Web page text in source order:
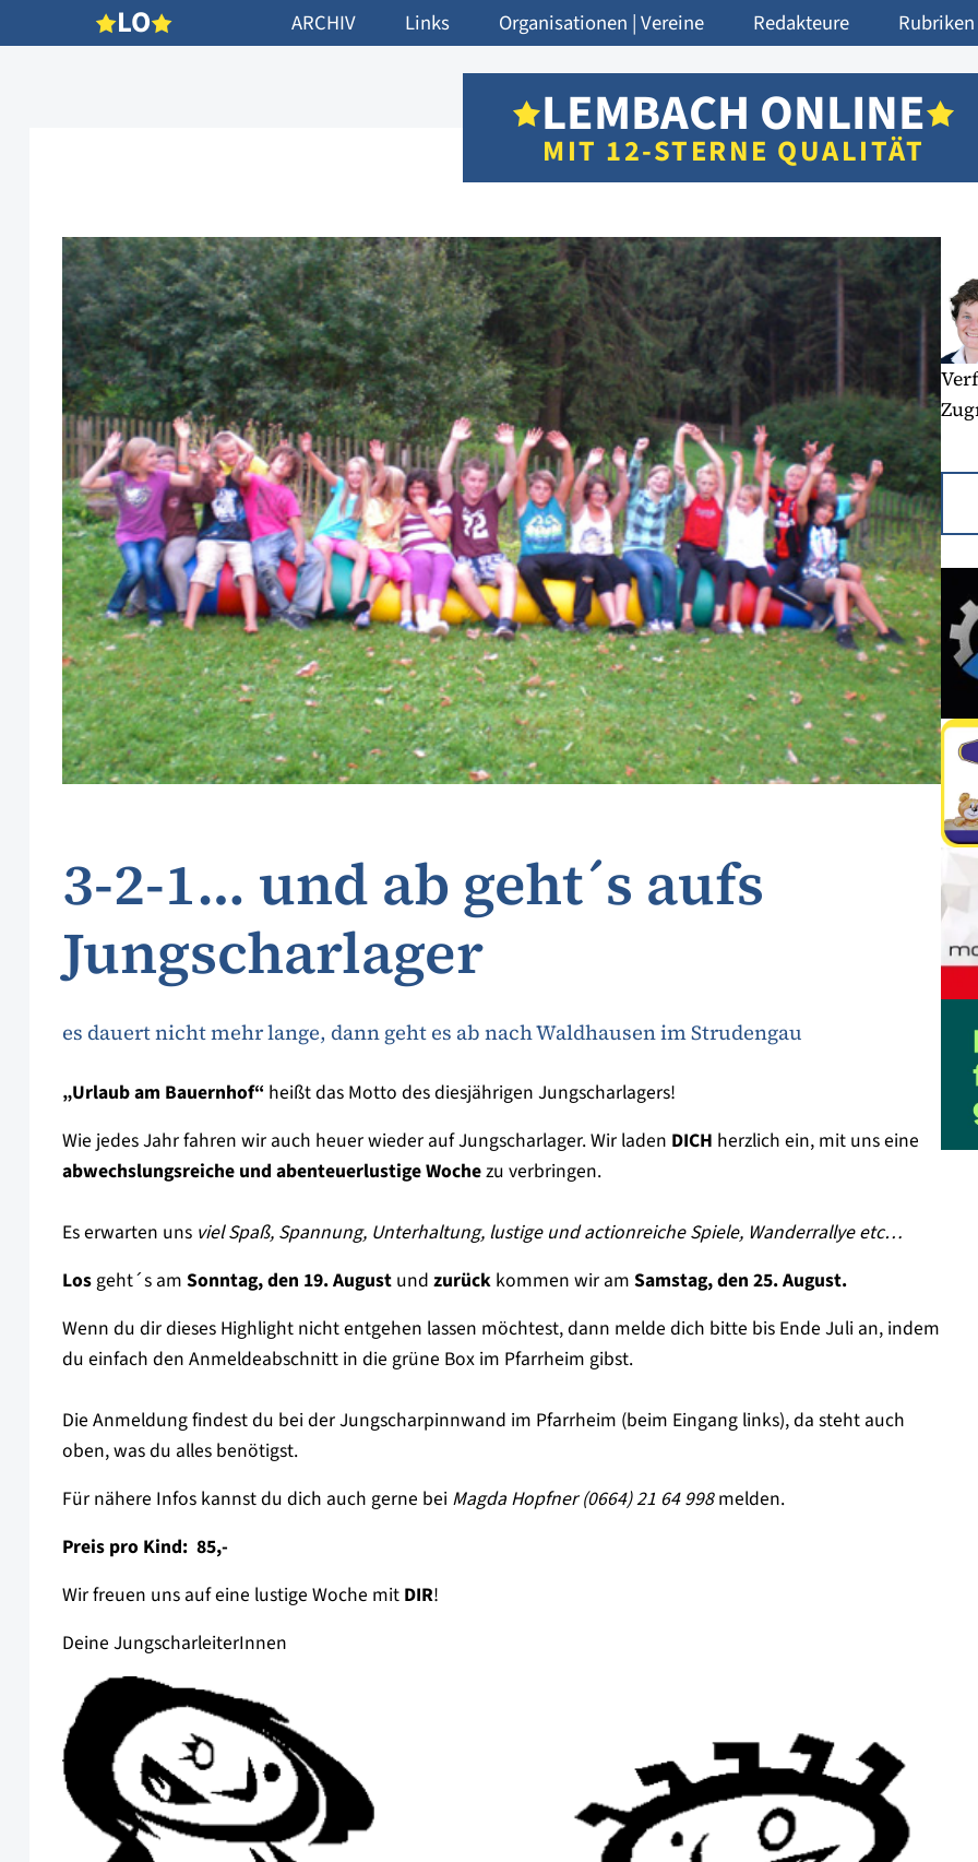
LO ARCHIV Links Organisationen | Vereine Redakteure
LEMBACH ONLINE
MIT 12-STERNE QUALITÄT
3-2-1… und ab geht´s aufs
Jungscharlager
es dauert nicht mehr lange, dann geht es ab nach Waldhausen im Strudengau
„Urlaub am Bauernhof“ heißt das Motto des diesjährigen Jungscharlagers!
Wie jedes Jahr fahren wir auch heuer wieder auf Jungscharlager. Wir laden DICH herzlich ein, mit uns eine
abwechslungsreiche und abenteuerlustige Wochezu verbringen.
Es erwarten uns viel Spaß, Spannung, Unterhaltung, lustige und actionreiche Spiele, Wanderrallye etc…
Los geht´s am Sonntag, den 19. August und zurück kommen wir am Samstag, den 25. August.
Wenn du dir dieses Highlight nicht entgehen lassen möchtest, dann melde dich bitte bis Ende Juli an, indem
du einfach den Anmeldeabschnitt in die grüne Box im Pfarrheim gibst.
Die Anmeldung findest du bei der Jungscharpinnwand im Pfarrheim (beim Eingang links), da steht auch
oben, was du alles benötigst.
Für nähere Infos kannst du dich auch gerne bei Magda Hopfner (0664) 21 64 998melden.
Preis pro Kind:  85,-
Wir freuen uns auf eine lustige Woche mit DIR!
Deine JungscharleiterInnen